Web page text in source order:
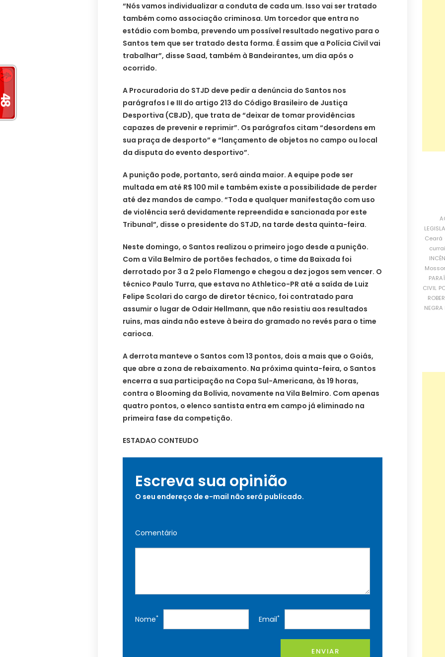
“Nós vamos individualizar a conduta de cada um. Isso vai ser tratado
também como associação criminosa. Um torcedor que entra no
estádio com bomba, prevendo um possível resultado negativo para o
Santos tem que ser tratado desta forma. É assim que a Polícia Civil vai
trabalhar”, disse Saad, também à Bandeirantes, um dia após o
ocorrido.
A Procuradoria do STJD deve pedir a denúncia do Santos nos
parágrafos I e III do artigo 213 do Código Brasileiro de Justiça
Desportiva (CBJD), que trata de “deixar de tomar providências
capazes de prevenir e reprimir”. Os parágrafos citam “desordens em
sua praça de desporto” e “lançamento de objetos no campo ou local
da disputa do evento desportivo”.
A punição pode, portanto, será ainda maior. A equipe pode ser
multada em até R$ 100 mil e também existe a possibilidade de perder
até dez mandos de campo. “Toda e qualquer manifestação com uso
de violência será devidamente repreendida e sancionada por este
Tribunal”, disse o presidente do STJD, na tarde desta quinta-feira.
Neste domingo, o Santos realizou o primeiro jogo desde a punição.
Com a Vila Belmiro de portões fechados, o time da Baixada foi
derrotado por 3 a 2 pelo Flamengo e chegou a dez jogos sem vencer. O
técnico Paulo Turra, que estava no Athletico-PR até a saída de Luiz
Felipe Scolari do cargo de diretor técnico, foi contratado para
assumir o lugar de Odair Hellmann, que não resistiu aos resultados
ruins, mas ainda não esteve à beira do gramado no revés para o time
carioca.
A derrota manteve o Santos com 13 pontos, dois a mais que o Goiás,
que abre a zona de rebaixamento. Na próxima quinta-feira, o Santos
encerra a sua participação na Copa Sul-Americana, às 19 horas,
contra o Blooming da Bolívia, novamente na Vila Belmiro. Com apenas
quatro pontos, o elenco santista entra em campo já eliminado na
primeira fase da competição.
ESTADAO CONTEUDO
Escreva sua opinião
O seu endereço de e-mail não será publicado.
Comentário
Nome* Email*
ENVIAR
Ceará
CIVIL
NEGRA